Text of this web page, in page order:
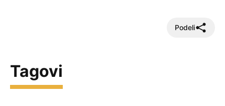
Podeli
Tagovi